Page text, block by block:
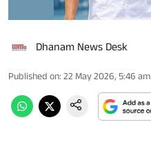
Dhanam News Desk
Published on: 22 May 2026, 5:46 am